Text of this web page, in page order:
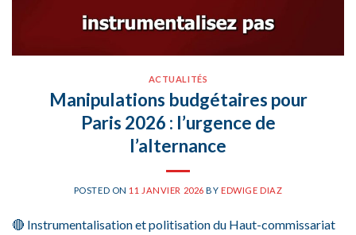
ACTUALITÉS
Manipulations budgétaires pour
Paris 2026 : l’urgence de
l’alternance
POSTED ON 11 JANVIER 2026 BYEDWIGE DIAZ
🔴 Instrumentalisation et politisation du Haut-commissariat